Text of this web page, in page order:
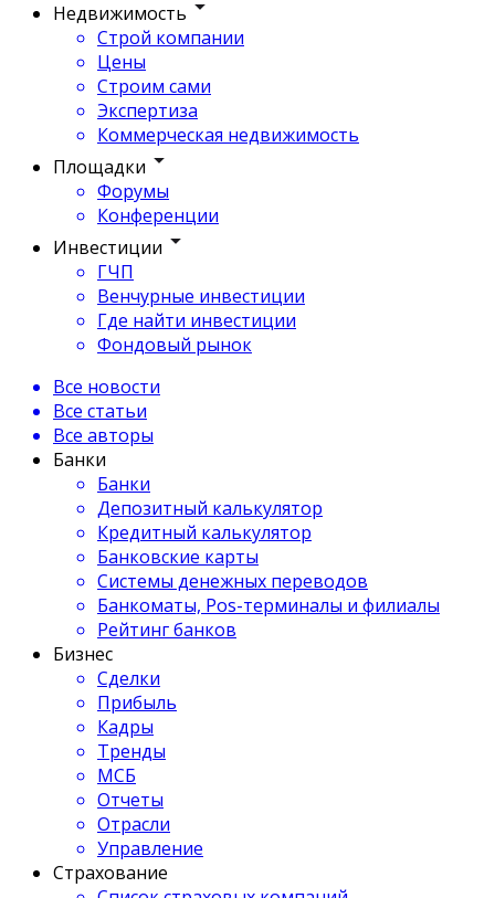
Недвижимость
Строй компании
Цены
Строим сами
Экспертиза
Коммерческая недвижимость
Площадки
Форумы
Конференции
Инвестиции
ГЧП
Венчурные инвестиции
Где найти инвестиции
Фондовый рынок
Все новости
Все статьи
Все авторы
Банки
Банки
Депозитный калькулятор
Кредитный калькулятор
Банковские карты
Системы денежных переводов
Банкоматы, Pos-терминалы и филиалы
Рейтинг банков
Бизнес
Сделки
Прибыль
Кадры
Тренды
МСБ
Отчеты
Отрасли
Управление
Страхование